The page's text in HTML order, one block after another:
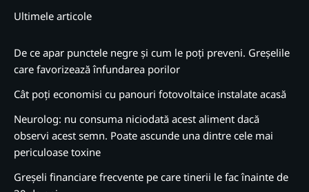
Ultimele articole
De ce apar punctele negre și cum le poți preveni. Greșelile
care favorizează înfundarea porilor
Cât poți economisi cu panouri fotovoltaice instalate acasă
Neurolog: nu consuma niciodată acest aliment dacă
observi acest semn. Poate ascunde una dintre cele mai
periculoase toxine
Greșeli financiare frecvente pe care tinerii le fac înainte de